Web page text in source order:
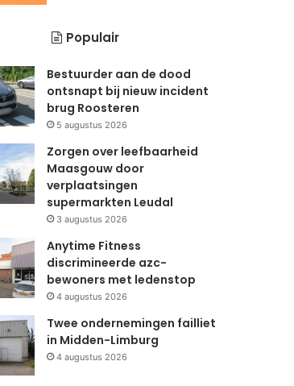
Populair
Bestuurder aan de dood
ontsnapt bij nieuw incident
brug Roosteren
5 augustus 2026
Zorgen over leefbaarheid
Maasgouw door
verplaatsingen
supermarkten Leudal
3 augustus 2026
Anytime Fitness
discrimineerde azc-
bewoners met ledenstop
4 augustus 2026
Twee ondernemingen failliet
in Midden-Limburg
4 augustus 2026